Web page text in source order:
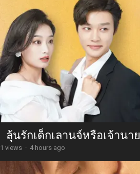
ลุ้นรักเด็กเลานจ์หรือเจ้านาย
1 views · 4 hours ago